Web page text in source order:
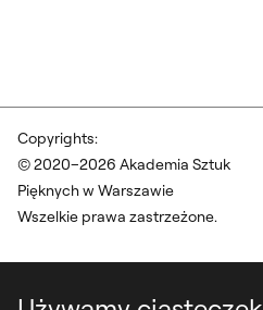
Copyrights:
© 2020–2026 Akademia Sztuk
Pięknych w Warszawie
Wszelkie prawa zastrzeżone.